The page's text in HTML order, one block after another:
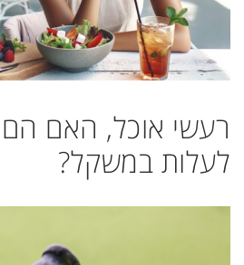
רעשי אוכל, האם הם
לעלות במשקל?